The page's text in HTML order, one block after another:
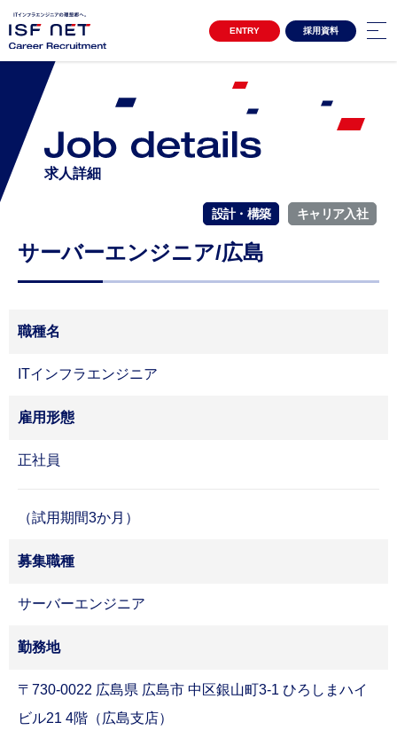
ENTRY 採用資料
キャリア採用サイトTOP
3分でわかるアイエスエフネット
Project Story プロジェクトストーリー
プロジェクトストーリー01
プロジェクトストーリー02
スペシャルコンテンツ
女性活躍推進 自分らしく働き続ける
インタビュー一覧
Environment
教育・研修制度
福利厚生
転職コラム一覧
Company
経営理念/10のビジョン/ISC/DSP
仕事内容
Download ダウンロード
採用資料ダウンロード
求人詳細
サーバーエンジニア/広島
設計・構築 キャリア入社
職種名
ITインフラエンジニア
雇用形態
正社員
（試用期間3か月）
募集職種
サーバーエンジニア
勤務地
〒730-0022 広島県 広島市 中区銀山町3-1 ひろしまハイ
ビル21 4階（広島支店）